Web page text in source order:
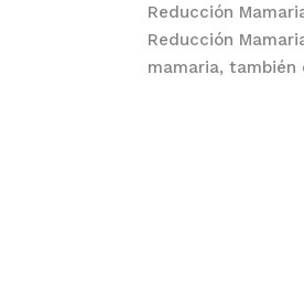
Reducción
Reducción
mamaria, también